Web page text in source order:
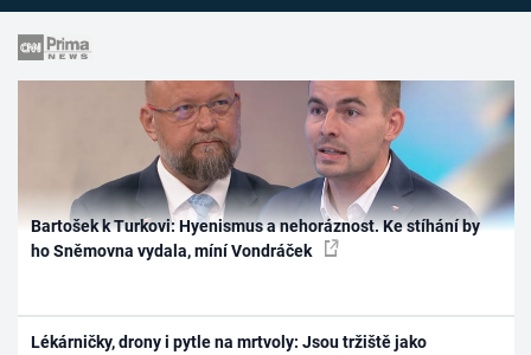
Bartošek k Turkovi: Hyenismus a nehoráznost. Ke stíhání by
ho Sněmovna vydala, míní Vondráček
Lékárničky, drony i pytle na mrtvoly: Jsou tržiště jako